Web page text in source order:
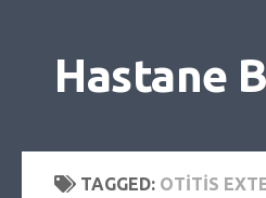
Hastane
TAGGED: OTITIS